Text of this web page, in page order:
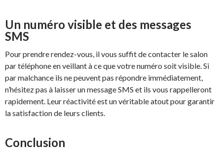
Un numéro visible et des messages
SMS
Pour prendre rendez-vous, il vous suffit de contacter le salon
par téléphone en veillant à ce que votre numéro soit visible. Si
par malchance ils ne peuvent pas répondre immédiatement,
n’hésitez pas à laisser un message SMS et ils vous rappelleront
rapidement. Leur réactivité est un véritable atout pour garantir
la satisfaction de leurs clients.
Conclusion